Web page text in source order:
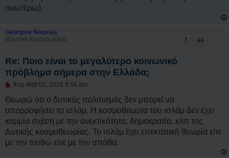
δ
ο
σ
υ
η
ανωτέρω).
Georgios Nousias
Ιδρυτικό Ενεργό μέλος
Re: Ποιο είναι το μεγαλύτερο κοινωνικό
πρόβλημα σήμερα στην Ελλάδα;
Μ
α
α
γ
ω
σ
Κυρ Φεβ 01, 2026 9:56 am
Θεωρώ ότι ο δυτικός πολιτισμός δεν μπορεί να
απορροφήσει το ισλάμ. Η κοσμοθεωρία του ισλάμ δεν έχει
καμμία σχέση με την ανεκτικότητα, δημοκρατία, κλπ της
Δυτικής κοσμοθεωρίας. Το ισλάμ έχει επεκτατική θεωρία είτε
με την πειθώ είτε με την σπάθα.